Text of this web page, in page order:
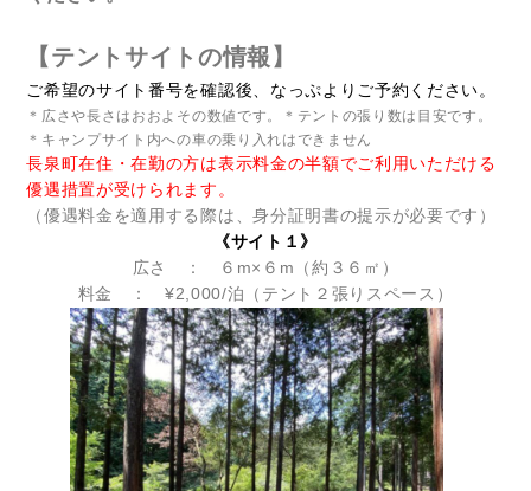
【テントサイトの情報】
ご希望のサイト番号を確認後、 なっぷより ご予約ください。
＊広さや長さはおおよその数値です。
＊テントの張り数は目安です。
＊キャンプサイト内への車の乗り入れはできません
長泉町在住・在勤の方は表示料金の半額でご利用いただける
優遇措置が受けられます。
（優遇料金を適用する際は、身分証明書の提示が必要です）
《サイト１》
広さ ： ６m×６m（約３６㎡）
料金 ： ¥2,000/泊（テント２張りスペース）